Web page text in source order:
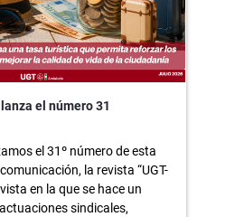
el número 31
el 31º número de esta
la revista “UGT-
en la que se hace un
sindicales,